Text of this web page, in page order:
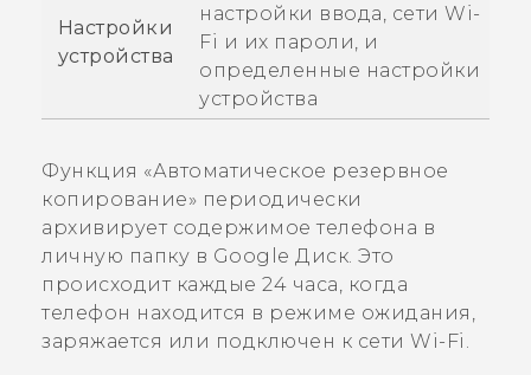
Настройки
устройства
настройки ввода, сети Wi-
Fi и их пароли, и
определенные настройки
устройства
Функция «Автоматическое резервное
копирование» периодически
архивирует содержимое телефона в
личную папку в Google Диск . Это
происходит каждые 24 часа, когда
телефон находится в режиме ожидания,
заряжается или подключен к сети Wi-Fi